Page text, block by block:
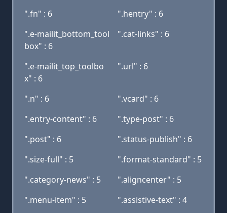
".fn" : 6
".hentry" : 6
".e-mailit_bottom_tool
box" : 6
".cat-links" : 6
".e-mailit_top_toolbo
x" : 6
".url" : 6
".n" : 6
".vcard" : 6
".entry-content" : 6
".type-post" : 6
".post" : 6
".status-publish" : 6
".size-full" : 5
".format-standard" : 5
".category-news" : 5
".aligncenter" : 5
".menu-item" : 5
".assistive-text" : 4